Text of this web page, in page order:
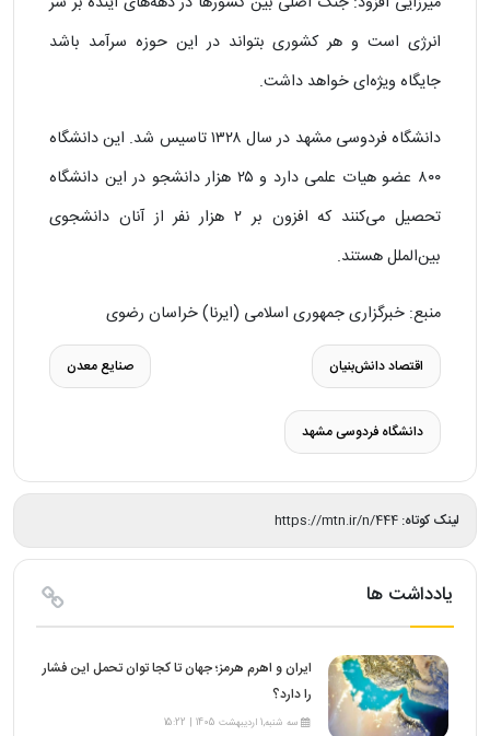
انرژی است و هر کشوری بتواند در این حوزه سرآمد باشد
جایگاه ویژه‌ای خواهد داشت.
دانشگاه فردوسی مشهد در سال ۱۳۲۸ تاسیس شد. این دانشگاه
۸۰۰ عضو هیات علمی دارد و ۲۵ هزار دانشجو در این دانشگاه
تحصیل می‌کنند که افزون بر ۲ هزار نفر از آنان دانشجوی
بین‌الملل هستند.
منبع: خبرگزاری جمهوری اسلامی (ایرنا) خراسان رضوی
اقتصاد دانش‌بنیان صنایع معدن
دانشگاه فردوسی مشهد
لینک کوتاه: https://mtn.ir/n/444
یادداشت ها
ایران و اهرم هرمز؛ جهان تا کجا توان تحمل این فشار
را دارد؟
سه شنبه,1 اردیبهشت 1405 | 15:22